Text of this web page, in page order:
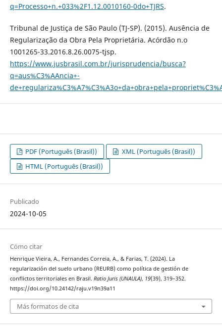
q=Processo+n.+033%2F1.12.0010160-0do+TJRS.
Tribunal de Justiça de São Paulo (TJ-SP). (2015). Ausência de
Regularização da Obra Pela Proprietária. Acórdão n.o
1001265-33.2016.8.26.0075-tjsp.
https://www.jusbrasil.com.br/jurisprudencia/busca?
q=aus%C3%AAncia+-
PDF (Português (Brasil))
XML (Português (Brasil))
HTML (Português (Brasil))
Publicado
2024-10-05
Cómo citar
Henrique Vieira, A., Fernandes Correia, A., & Farias, T. (2024). La
regularización del suelo urbano (REURB) como política de gestión de
conflictos territoriales en Brasil. Ratio Juris (UNAULA), 19(39), 319–352.
https://doi.org/10.24142/raju.v19n39a11
Más formatos de cita